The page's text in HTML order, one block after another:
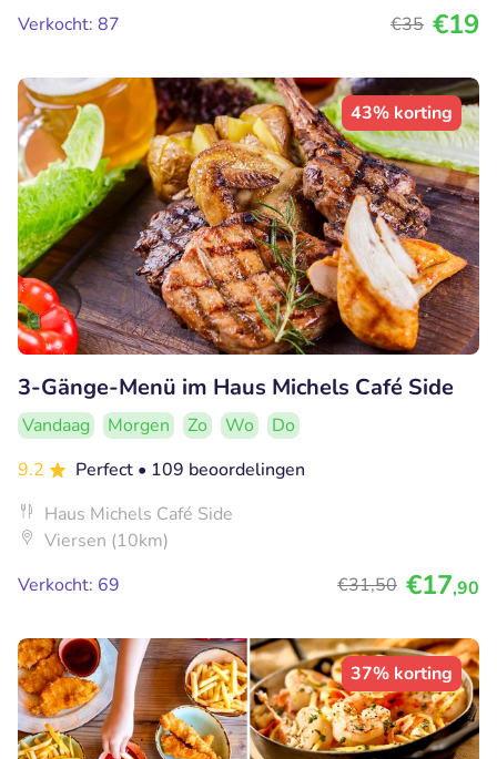
Verkocht: 87 €35 €19
43% korting
3-Gänge-Menü im Haus Michels Café Side
Vandaag Morgen Zo Wo
Do
9.2
Perfect • 109 beoordelingen
Haus Michels Café Side
Viersen (10km)
Verkocht: 69
€31,50 €17,90
37% korting